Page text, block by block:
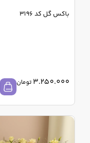
باکس گل کد 3196
3.250.000 تومان